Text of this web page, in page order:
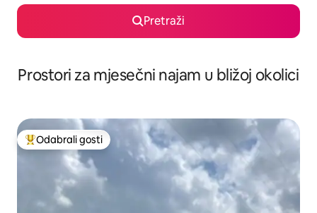
Pretraži
Prostori za mjesečni najam u bližoj okolici
Među najviše rangiranima s oznakom „Odabrali gosti”
Odabrali gosti